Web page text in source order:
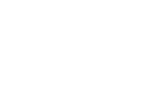
сад на...